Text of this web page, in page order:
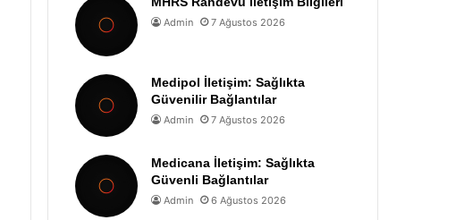
Admin 7 Ağustos 2026
Medipol İletişim: Sağlıkta
Güvenilir Bağlantılar
Admin 7 Ağustos 2026
Medicana İletişim: Sağlıkta
Güvenli Bağlantılar
Admin 6 Ağustos 2026